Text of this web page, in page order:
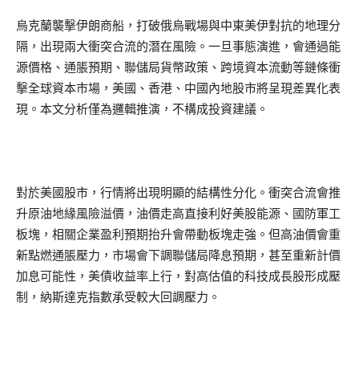
烏克蘭襲擊伊朗商船，打破俄烏戰場與中東美伊對抗的地理分
隔，出現兩大衝突合流的潛在風險。一旦事態演進，會通過能
源價格、通脹預期、聯儲局貨幣政策、跨境資本流動等鏈條衝
擊全球資本市場，美國、香港、中國內地股市將呈現差異化表
現。本文分析僅為邏輯推演，不構成投資建議。
對於美國股市，行情將出現明顯的結構性分化。衝突合流會推
升原油地緣風險溢價，油價走高直接利好美股能源、國防軍工
板塊，相關企業盈利預期抬升會帶動板塊走強。但高油價會重
新點燃通脹壓力，市場會下調聯儲局降息預期，甚至重新計價
加息可能性，美債收益率上行，對高估值的科技成長股形成壓
制，納斯達克指數承受較大回調壓力。